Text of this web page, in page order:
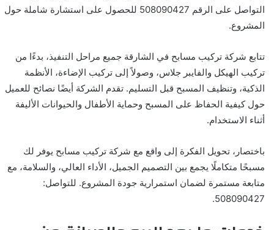
التواصل على الرقم 508090427 للحصول على استشارة شاملة حول
المشروع.
تتابع شركة تركيب مسابح في الشارقة جميع مراحل التنفيذ، بدءًا من
تركيب الهيكل والفايبر جلاس، وصولاً إلى تركيب الإضاءة، الأنظمة
الذكية، وتنظيف المسبح قبل التسليم. تقدم الشركة أيضًا نصائح للعميل
حول كيفية الحفاظ على المسبح وحماية الأطفال والحيوانات الأليفة
أثناء الاستخدام.
باختصار، تحويل الفكرة إلى واقع مع شركة تركيب مسابح يوفر لك
مسبحًا متكاملًا يجمع بين التصميم الجميل، الأداء العالي، والسلامة، مع
متابعة مستمرة لضمان استمرارية جودة المشروع. للتواصل:
508090427.